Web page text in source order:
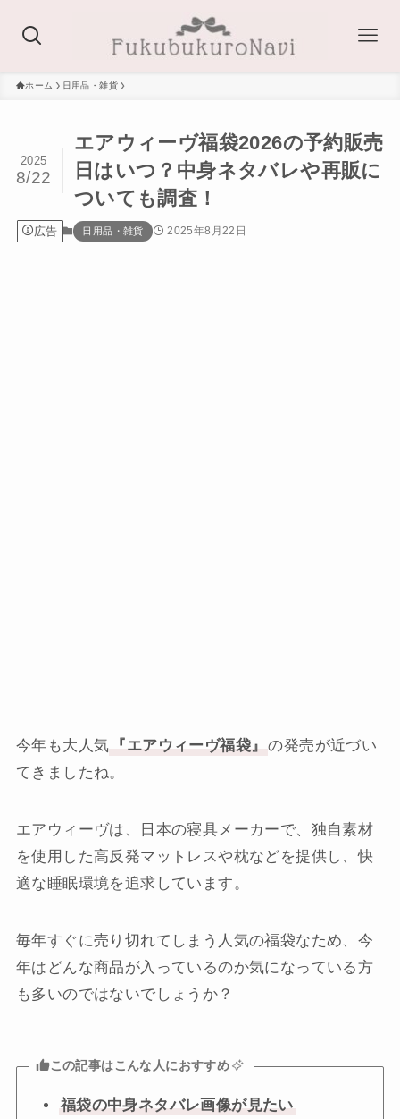
ホーム 日用品・雑貨
エアウィーヴ福袋2026の予約販売
日はいつ？中身ネタバレや再販に
ついても調査！
2025
8/22
広告 日用品・雑貨 2025年8月22日
今年も大人気 『エアウィーヴ福袋』 の発売が近づい
てきましたね。
エアウィーヴは、日本の寝具メーカーで、独自素材
を使用した高反発マットレスや枕などを提供し、快
適な睡眠環境を追求しています。
毎年すぐに売り切れてしまう人気の福袋なため、今
年はどんな商品が入っているのか気になっている方
も多いのではないでしょうか？
この記事はこんな人におすすめ
福袋の中身ネタバレ画像が見たい